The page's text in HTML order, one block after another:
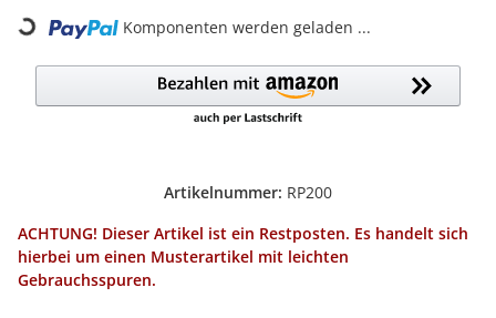
Artikelnummer: RP200
ACHTUNG! Dieser Artikel ist ein Restposten. Es handelt sich
hierbei um einen Musterartikel mit leichten
Gebrauchsspuren.
Loading... Komponenten werden geladen ...